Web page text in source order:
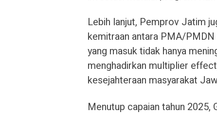
Lebih lanjut, Pemprov Jatim
kemitraan antara PMA/
yang masuk tidak hanya
menghadirkan multiplier
kesejahteraan masyarakat
Menutup capaian tahun